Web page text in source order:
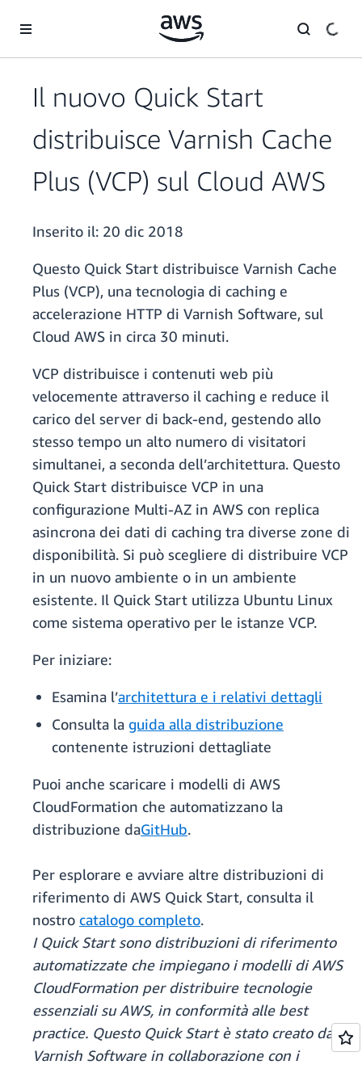
Il nuovo Quick Start
distribuisce Varnish Cache
Plus (VCP) sul Cloud AWS
Inserito il: 20 dic 2018
Questo Quick Start distribuisce Varnish Cache
Plus (VCP), una tecnologia di caching e
accelerazione HTTP di Varnish Software, sul
Cloud AWS in circa 30 minuti.
VCP distribuisce i contenuti web più
velocemente attraverso il caching e reduce il
carico del server di back-end, gestendo allo
stesso tempo un alto numero di visitatori
simultanei, a seconda dell’architettura. Questo
Quick Start distribuisce VCP in una
configurazione Multi-AZ in AWS con replica
asincrona dei dati di caching tra diverse zone di
disponibilità. Si può scegliere di distribuire VCP
in un nuovo ambiente o in un ambiente
esistente. Il Quick Start utilizza Ubuntu Linux
come sistema operativo per le istanze VCP.
Per iniziare:
Esamina l’architettura e i relativi dettagli
Consulta la guida alla distribuzione
contenente istruzioni dettagliate
Puoi anche scaricare i modelli di AWS
CloudFormation che automatizzano la
distribuzione daGitHub.
Per esplorare e avviare altre distribuzioni di
riferimento di AWS Quick Start, consulta il
nostro catalogo completo.
I Quick Start sono distribuzioni di riferimento
automatizzate che impiegano i modelli di AWS
CloudFormation per distribuire tecnologie
essenziali su AWS, in conformità alle best
practice. Questo Quick Start è stato creato da
Varnish Software in collaborazione con i